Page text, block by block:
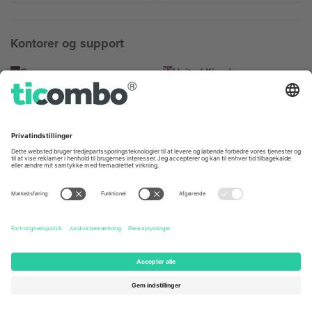
Kontorer og support
Germany
Unter den Linden 24, 10117
Berlin, Germany
United Kingdom
167 City Road, London, Greater
United States
131 Continental Dr, Suite 305,
Newark, Delaware 19713, United
States
Switzerland
Bulgaria
Building A1, Office 302, Dubai,